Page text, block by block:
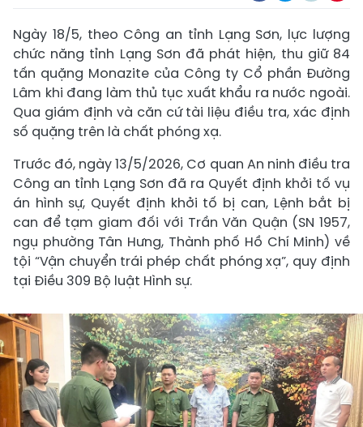
Ngày 18/5, theo Công an tỉnh Lạng Sơn, lực lượng
chức năng tỉnh Lạng Sơn đã phát hiện, thu giữ 84
tấn quặng Monazite của Công ty Cổ phần Đường
Lâm khi đang làm thủ tục xuất khẩu ra nước ngoài.
Qua giám định và căn cứ tài liệu điều tra, xác định
số quặng trên là chất phóng xạ.
Trước đó, ngày 13/5/2026, Cơ quan An ninh điều tra
Công an tỉnh Lạng Sơn đã ra Quyết định khởi tố vụ
án hình sự, Quyết định khởi tố bị can, Lệnh bắt bị
can để tạm giam đối với Trần Văn Quận (SN 1957,
ngụ phường Tân Hưng, Thành phố Hồ Chí Minh) về
tội “Vận chuyển trái phép chất phóng xạ”, quy định
tại Điều 309 Bộ luật Hình sự.